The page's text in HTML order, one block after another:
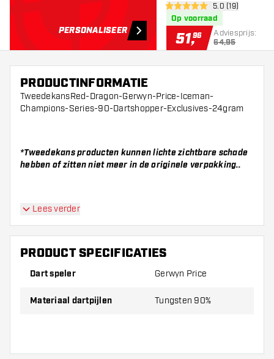
PERSONALISEER
Exclusives - Dartpijlen
open reviews
5 score sterren5.0 (19)
Op voorraad
51,96 Adviesprijs:
64,95
PRODUCTINFORMATIE
TweedekansRed-Dragon-Gerwyn-Price-Iceman-
Champions-Series-90-Dartshopper-Exclusives-24gram
*Tweedekans producten kunnen lichte zichtbare schade
hebben of zitten niet meer in de originele verpakking..
Lees verder
PRODUCT SPECIFICATIES
Dart speler Gerwyn Price
Materiaal dartpijlen Tungsten 90%